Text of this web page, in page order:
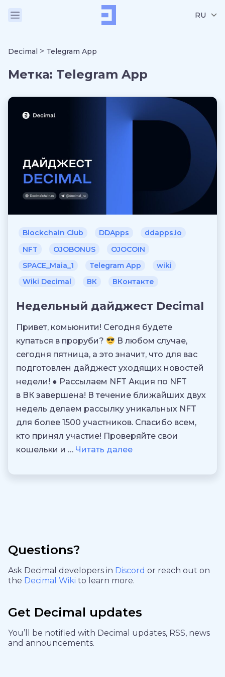
RU
Decimal > Telegram App
Метка: Telegram App
Blockchain Club DDApps
ddapps.io
NFT
OJOBONUS
OJOCOIN
SPACE_Maia_1
Telegram App
wiki
Wiki Decimal
ВК ВКонтакте
Недельный дайджест Decimal
Привет, комьюнити! Сегодня будете
купаться в проруби?
В любом случае,
сегодня пятница, а это значит, что для вас
подготовлен дайджест уходящих новостей
недели! ● Рассылаем NFT Акция по NFT
в ВК завершена! В течение ближайших двух
недель делаем рассылку уникальных NFT
для более 1500 участников. Спасибо всем,
кто принял участие! Проверяйте свои
кошельки и … Читать далее
Questions?
Ask Decimal developers in Discord or reach out on
the Decimal Wiki to learn more.
Get Decimal updates
You’ll be notified with Decimal updates, RSS, news
and announcements.